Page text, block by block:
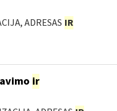
ADRESAS IR
ir